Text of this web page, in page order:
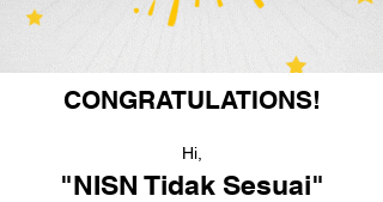
CONGRATULATIONS!
Hi,
"NISN Tidak Sesuai"